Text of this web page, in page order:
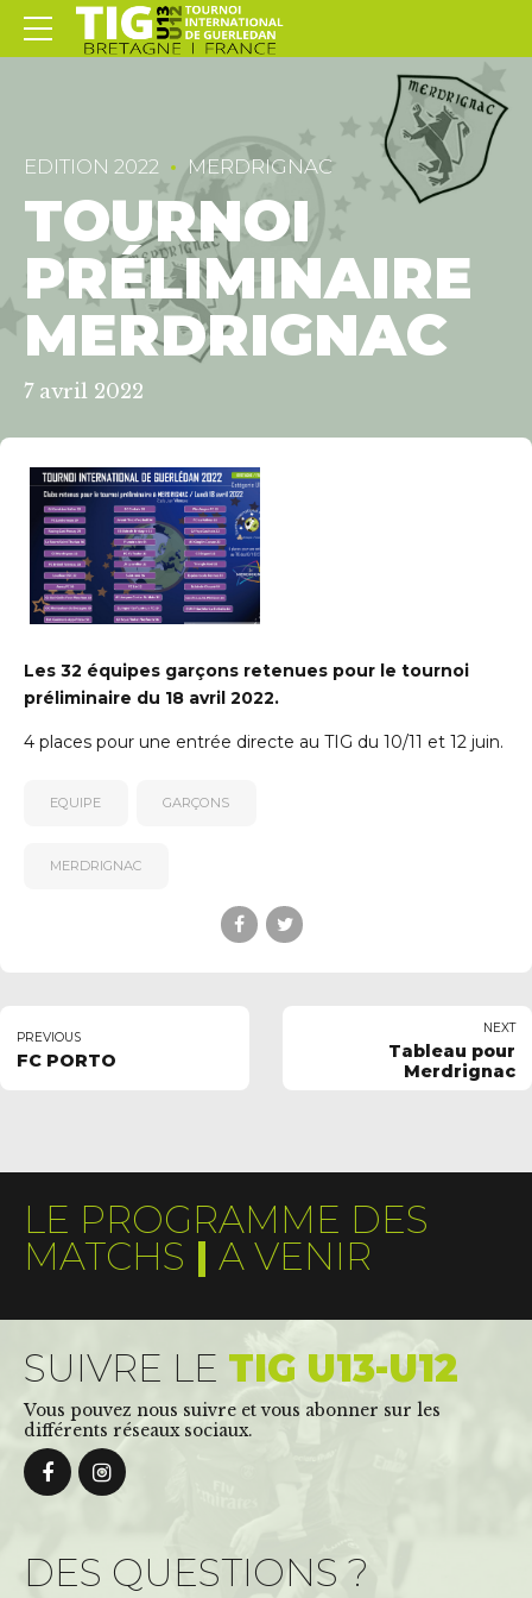
EDITION 2022 MERDRIGNAC
TOURNOI
PRÉLIMINAIRE
MERDRIGNAC
7 avril 2022
Les 32 équipes garçons retenues pour le tournoi
préliminaire du 18 avril 2022.
4 places pour une entrée directe au TIG du 10/11 et 12 juin.
EQUIPE GARÇONS
MERDRIGNAC
PREVIOUS
FC PORTO
NEXT
Tableau pour
Merdrignac
LE PROGRAMME DES
MATCHS | A VENIR
SUIVRE LE TIG U13-U12
Vous pouvez nous suivre et vous abonner sur les
différents réseaux sociaux.
DES QUESTIONS ?